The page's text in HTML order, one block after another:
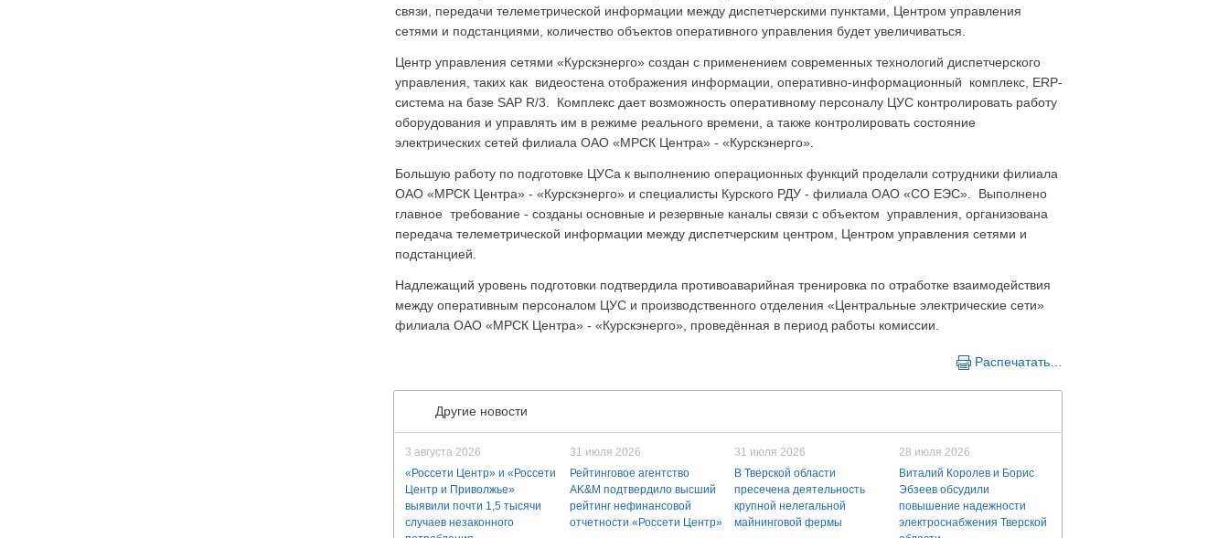
связи, передачи телеметрической информации между диспетчерскими пунктами, Центром управления
сетями и подстанциями, количество объектов оперативного управления будет увеличиваться.
Центр управления сетями «Курскэнерго» создан с применением современных технологий диспетчерского
управления, таких как видеостена отображения информации, оперативно-информационный комплекс, ERP-
система на базе SAP R/3. Комплекс дает возможность оперативному персоналу ЦУС контролировать работу
оборудования и управлять им в режиме реального времени, а также контролировать состояние
электрических сетей филиала ОАО «МРСК Центра» - «Курскэнерго».
Большую работу по подготовке ЦУСа к выполнению операционных функций проделали сотрудники филиала
ОАО «МРСК Центра» - «Курскэнерго» и специалисты Курского РДУ - филиала ОАО «СО ЕЭС». Выполнено
главное требование - созданы основные и резервные каналы связи с объектом управления, организована
передача телеметрической информации между диспетчерским центром, Центром управления сетями и
подстанцией.
Надлежащий уровень подготовки подтвердила противоаварийная тренировка по отработке взаимодействия
между оперативным персоналом ЦУС и производственного отделения «Центральные электрические сети»
филиала ОАО «МРСК Центра» - «Курскэнерго», проведённая в период работы комиссии.
Распечатать…
Другие новости
3 августа 2026
«Россети Центр» и «Россети
Центр и Приволжье»
выявили почти 1,5 тысячи
случаев незаконного
31 июля 2026
Рейтинговое агентство
AK&M подтвердило высший
рейтинг нефинансовой
отчетности «Россети Центр»
31 июля 2026
В Тверской области
пресечена деятельность
крупной нелегальной
майнинговой фермы
28 июля 2026
Виталий Королев и Борис
Эбзеев обсудили
повышение надежности
электроснабжения Тверской